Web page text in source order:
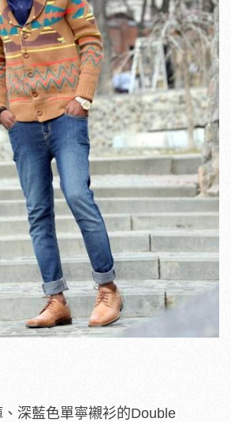
深藍色單寧襯衫的Double